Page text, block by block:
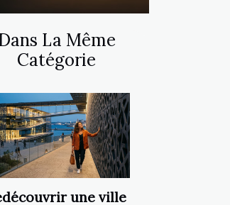
La Même
Catégorie
une ville